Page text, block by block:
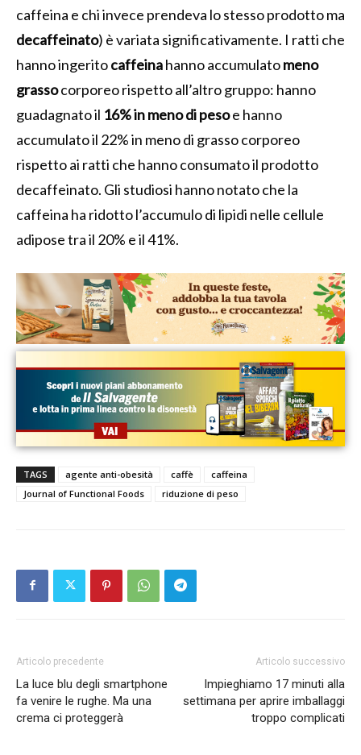
caffeina e chi invece prendeva lo stesso prodotto ma
decaffeinato) è variata significativamente. I ratti che
hanno ingeritocaffeinahanno accumulatomeno
grassocorporeo rispetto all’altro gruppo: hanno
guadagnato il 16% in meno di pesoe hanno
accumulato il 22% in meno di grasso corporeo
rispetto ai ratti che hanno consumato il prodotto
decaffeinato. Gli studiosi hanno notato che la
caffeina ha ridotto l’accumulo di lipidi nelle cellule
adipose tra il 20% e il 41%.
TAGS agente anti-obesità caffè
caffeina
Journal of Functional Foods
riduzione di peso
Articolo precedente
La luce blu degli smartphone
fa venire le rughe. Ma una
crema ci proteggerà
Articolo successivo
Impieghiamo 17 minuti alla
settimana per aprire imballaggi
troppo complicati